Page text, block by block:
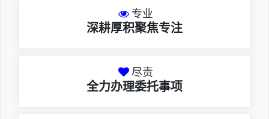
专业
深耕厚积聚焦专注
尽责
全力办理委托事项